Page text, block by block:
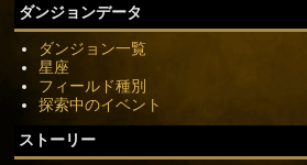
ダンジョンデータ
ダンジョン一覧
星座
フィールド種別
探索中のイベント
ストーリー